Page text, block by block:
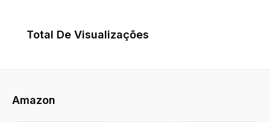
Total De Visualizações
Amazon